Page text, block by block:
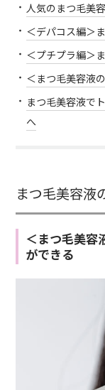
人気のまつ毛美
＜デパコス編＞
＜プチプラ編＞
＜まつ毛美容液
まつ毛美容液で
へ
まつ毛美容液
＜まつ毛美容
ができる